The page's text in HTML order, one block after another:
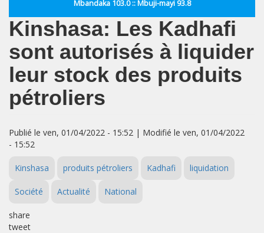
Mbandaka 103.0 :: Mbuji-mayi 93.8
Kinshasa: Les Kadhafi
sont autorisés à liquider
leur stock des produits
pétroliers
Publié le ven, 01/04/2022 - 15:52 | Modifié le ven, 01/04/2022
- 15:52
Kinshasa produits pétroliers Kadhafi liquidation
Société Actualité National
share
tweet